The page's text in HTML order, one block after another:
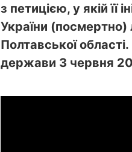
з петицією, у якій її
України (посмертно)
Полтавської
держави 3 червня